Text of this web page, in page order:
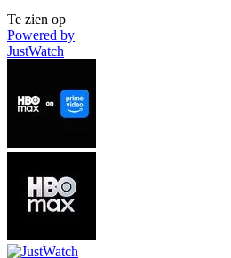
Te zien op
Powered by
JustWatch